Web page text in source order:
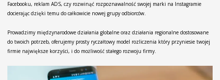
Facebooku, reklam ADS, czy rozwinąć rozpoznawalność swojej marki na Instagramie
docierając dzięki temu do całkowicie nowej grupy odbiorców.
Prowadzimy międzynarodowe działania globalne oraz działania regionalne dostosowane
do twoich potrzeb, oferujemy prosty ryczałtowy model rozliczenia który przyniesie twojej
firmie największe korzyści, i do możliwość stałego rozwoju firmy.